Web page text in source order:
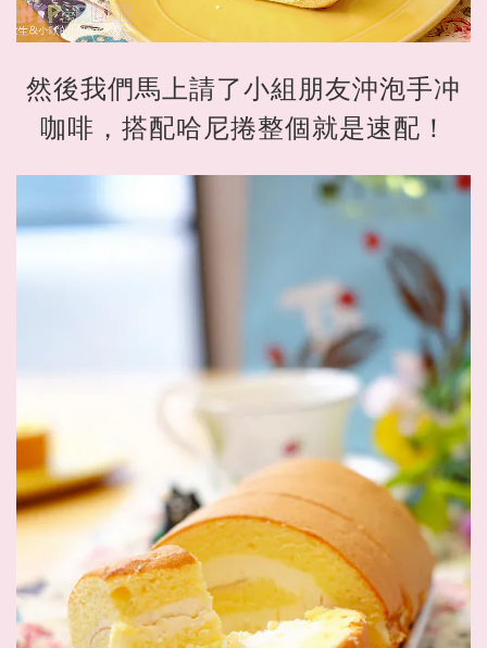
然後我們馬上請了小組朋友沖泡手冲
咖啡，搭配哈尼捲整個就是速配！